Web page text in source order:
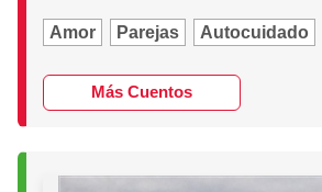
Amor Parejas Autocuidado
Más Cuentos